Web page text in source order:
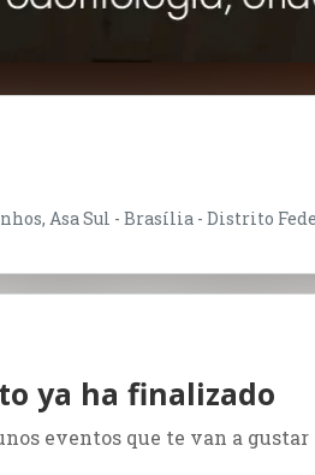
Asa Sul - Brasília - Distrito
ya ha finalizado
eventos que te van a gustar